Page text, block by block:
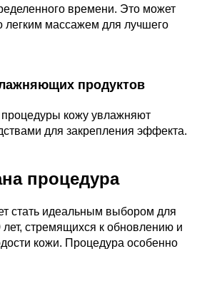
времени. Это может
легким массажем для лучшего
продуктов
кожу увлажняют
для закрепления эффекта.
процедура
стать идеальным выбором для
стремящихся к обновлению и
кожи. Процедура особенно